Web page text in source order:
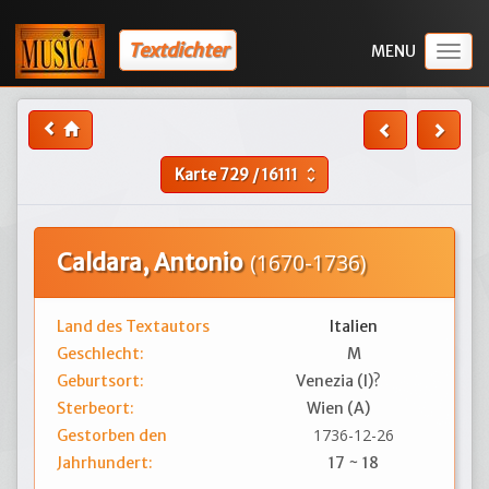
Textdichter
Karte729/16111 unfold_more
Caldara, Antonio(1670-1736)
Land des Textautors
Italien
Geschlecht:
M
Geburtsort:
Venezia (I)?
Sterbeort:
Wien (A)
Gestorben den
1736-12-26
Jahrhundert: 17 ~ 18